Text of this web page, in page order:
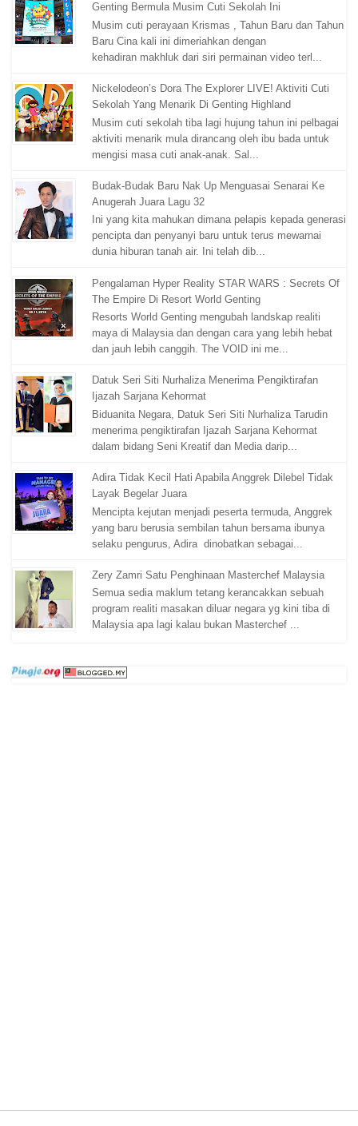
Genting Bermula Musim Cuti Sekolah Ini
Musim cuti perayaan Krismas , Tahun Baru dan Tahun
Baru Cina kali ini dimeriahkan dengan
kehadiran makhluk dari siri permainan video terl...
Nickelodeon’s Dora The Explorer LIVE! Aktiviti Cuti
Sekolah Yang Menarik Di Genting Highland
Musim cuti sekolah tiba lagi hujung tahun ini pelbagai
aktiviti menarik mula dirancang oleh ibu bada untuk
mengisi masa cuti anak-anak. Sal...
Budak-Budak Baru Nak Up Menguasai Senarai Ke
Anugerah Juara Lagu 32
Ini yang kita mahukan dimana pelapis kepada generasi
pencipta dan penyanyi baru untuk terus mewarnai
dunia hiburan tanah air. Ini telah dib...
Pengalaman Hyper Reality STAR WARS : Secrets Of
The Empire Di Resort World Genting
Resorts World Genting mengubah landskap realiti
maya di Malaysia dan dengan cara yang lebih hebat
dan jauh lebih canggih. The VOID ini me...
Datuk Seri Siti Nurhaliza Menerima Pengiktirafan
Ijazah Sarjana Kehormat
Biduanita Negara, Datuk Seri Siti Nurhaliza Tarudin
menerima pengiktirafan Ijazah Sarjana Kehormat
dalam bidang Seni Kreatif dan Media darip...
Adira Tidak Kecil Hati Apabila Anggrek Dilebel Tidak
Layak Begelar Juara
Mencipta kejutan menjadi peserta termuda, Anggrek
yang baru berusia sembilan tahun bersama ibunya
selaku pengurus, Adira dinobatkan sebagai...
Zery Zamri Satu Penghinaan Masterchef Malaysia
Semua sedia maklum tetang kerancakkan sebuah
program realiti masakan diluar negara yg kini tiba di
Malaysia apa lagi kalau bukan Masterchef ...